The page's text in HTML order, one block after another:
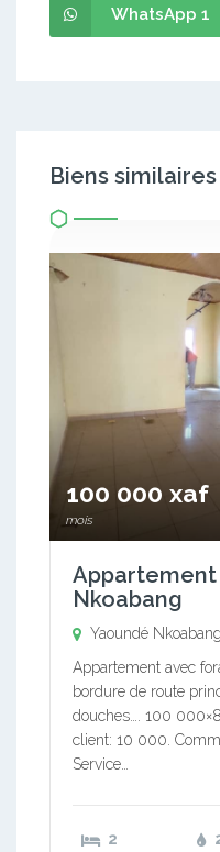
WhatsApp 1
Biens similaires
100 000 xaf
mois
Appartement
Nkoabang
Yaoundé Nkoabang,
Appartement avec
bordure de route
douches…. 100
client: 10 000.
Service…
2